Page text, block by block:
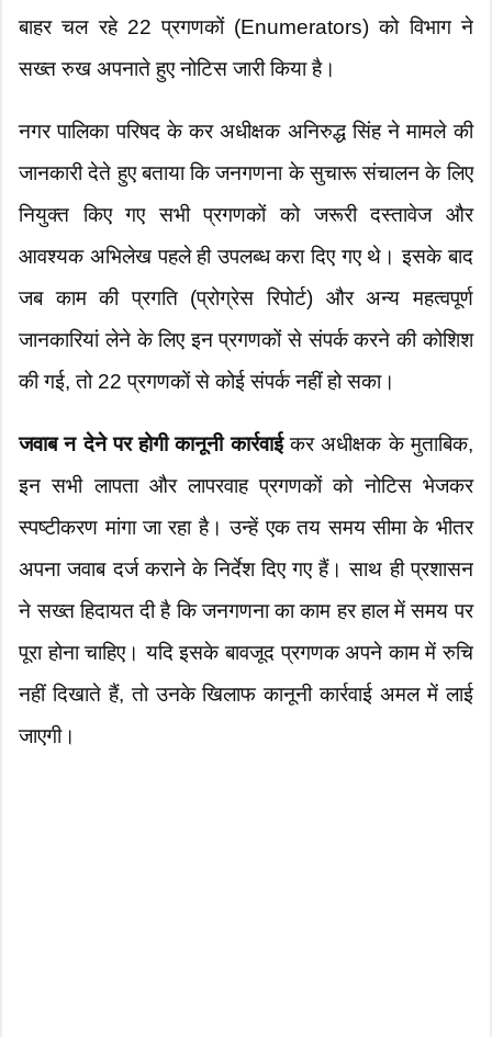
बाहर चल रहे 22 प्रगणकों (Enumerators) को विभाग ने
सख्त रुख अपनाते हुए नोटिस जारी किया है।
नगर पालिका परिषद के कर अधीक्षक अनिरुद्ध सिंह ने मामले की
जानकारी देते हुए बताया कि जनगणना के सुचारू संचालन के लिए
नियुक्त किए गए सभी प्रगणकों को जरूरी दस्तावेज और
आवश्यक अभिलेख पहले ही उपलब्ध करा दिए गए थे। इसके बाद
जब काम की प्रगति (प्रोग्रेस रिपोर्ट) और अन्य महत्वपूर्ण
जानकारियां लेने के लिए इन प्रगणकों से संपर्क करने की कोशिश
की गई, तो 22 प्रगणकों से कोई संपर्क नहीं हो सका।
जवाब न देने पर होगी कानूनी कार्रवाईकर अधीक्षक के मुताबिक,
इन सभी लापता और लापरवाह प्रगणकों को नोटिस भेजकर
स्पष्टीकरण मांगा जा रहा है। उन्हें एक तय समय सीमा के भीतर
अपना जवाब दर्ज कराने के निर्देश दिए गए हैं। साथ ही प्रशासन
ने सख्त हिदायत दी है कि जनगणना का काम हर हाल में समय पर
पूरा होना चाहिए। यदि इसके बावजूद प्रगणक अपने काम में रुचि
नहीं दिखाते हैं, तो उनके खिलाफ कानूनी कार्रवाई अमल में लाई
जाएगी।